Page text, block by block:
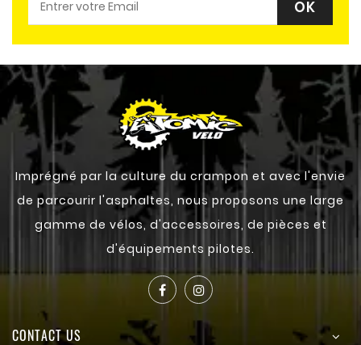
Imprégné par la culture du crampon et avec l'envie
de parcourir l'asphaltes, nous proposons une large
gamme de vélos, d'accessoires, de pièces et
d'équipements pilotes.
CONTACT US